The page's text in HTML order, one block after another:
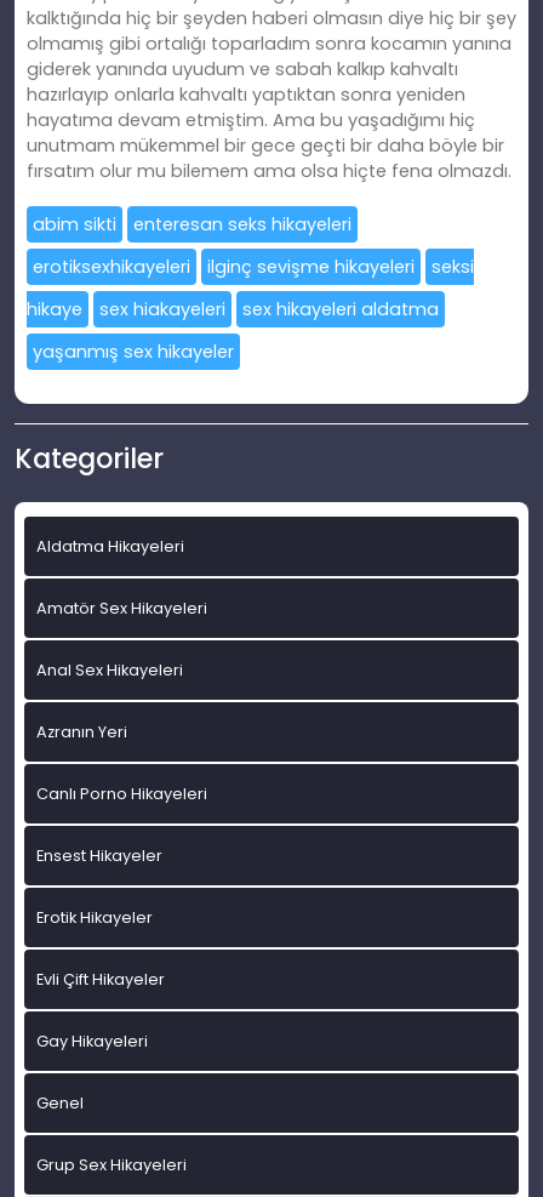
kalktığında hiç bir şeyden haberi olmasın diye hiç bir şey
olmamış gibi ortalığı toparladım sonra kocamın yanına
giderek yanında uyudum ve sabah kalkıp kahvaltı
hazırlayıp onlarla kahvaltı yaptıktan sonra yeniden
hayatıma devam etmiştim. Ama bu yaşadığımı hiç
unutmam mükemmel bir gece geçti bir daha böyle bir
fırsatım olur mu bilemem ama olsa hiçte fena olmazdı.
abim sikti
enteresan seks hikayeleri
erotiksexhikayeleri
ilginç sevişme hikayeleri
seksi
hikaye
sex hiakayeleri
sex hikayeleri aldatma
yaşanmış sex hikayeler
Kategoriler
Aldatma Hikayeleri
Amatör Sex Hikayeleri
Anal Sex Hikayeleri
Azranın Yeri
Canlı Porno Hikayeleri
Ensest Hikayeler
Erotik Hikayeler
Evli Çift Hikayeler
Gay Hikayeleri
Genel
Grup Sex Hikayeleri